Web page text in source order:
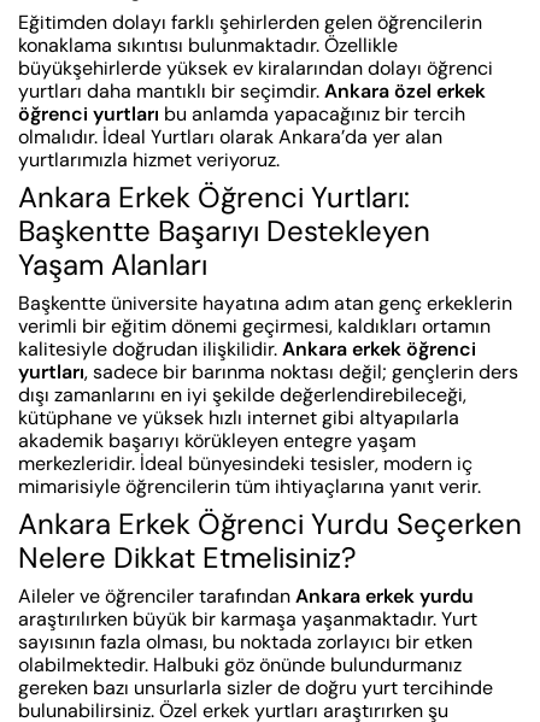
Eğitimden dolayı farklı şehirlerden gelen öğrencilerin
konaklama sıkıntısı bulunmaktadır. Özellikle
büyükşehirlerde yüksek ev kiralarından dolayı öğrenci
yurtları daha mantıklı bir seçimdir.Ankara özel erkek
öğrenci yurtları bu anlamda yapacağınız bir tercih
olmalıdır. İdeal Yurtları olarak Ankara’da yer alan
yurtlarımızla hizmet veriyoruz.
Ankara Erkek Öğrenci Yurtları:
Başkentte Başarıyı Destekleyen
Yaşam Alanları
Başkentte üniversite hayatına adım atan genç erkeklerin
verimli bir eğitim dönemi geçirmesi, kaldıkları ortamın
kalitesiyle doğrudan ilişkilidir.Ankara erkek öğrenci
yurtları, sadece bir barınma noktası değil; gençlerin ders
dışı zamanlarını en iyi şekilde değerlendirebileceği,
kütüphane ve yüksek hızlı internet gibi altyapılarla
akademik başarıyı körükleyen entegre yaşam
merkezleridir. İdeal bünyesindeki tesisler, modern iç
mimarisiyle öğrencilerin tüm ihtiyaçlarına yanıt verir.
Ankara Erkek Öğrenci Yurdu Seçerken
Nelere Dikkat Etmelisiniz?
Aileler ve öğrenciler tarafındanAnkara erkek yurdu
araştırılırken büyük bir karmaşa yaşanmaktadır. Yurt
sayısının fazla olması, bu noktada zorlayıcı bir etken
olabilmektedir. Halbuki göz önünde bulundurmanız
gereken bazı unsurlarla sizler de doğru yurt tercihinde
bulunabilirsiniz. Özel erkek yurtları araştırırken şu